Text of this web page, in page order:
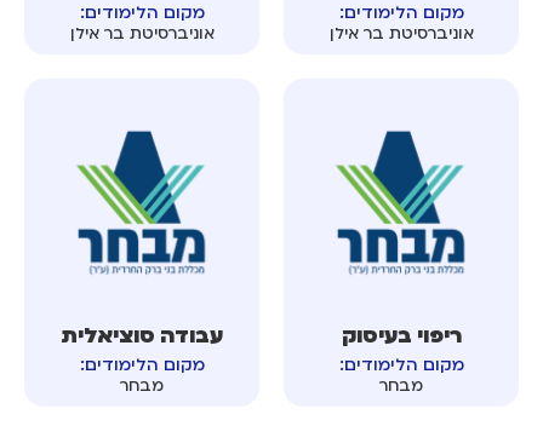
מקום הלימודים:
אוניברסיטת בר אילן
מקום הלימודים:
אוניברסיטת בר אילן
ריפוי בעיסוק
מקום הלימודים:
מבחר
עבודה סוציאלית
מקום הלימודים:
מבחר